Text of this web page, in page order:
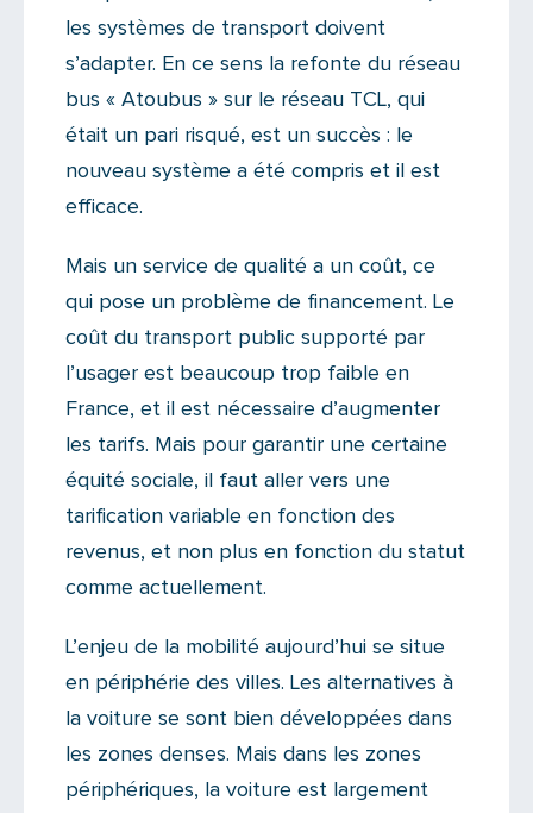
les systèmes de transport doivent
s’adapter. En ce sens la refonte du réseau
bus « Atoubus » sur le réseau TCL, qui
était un pari risqué, est un succès : le
nouveau système a été compris et il est
efficace.
Mais un service de qualité a un coût, ce
qui pose un problème de financement. Le
coût du transport public supporté par
l’usager est beaucoup trop faible en
France, et il est nécessaire d’augmenter
les tarifs. Mais pour garantir une certaine
équité sociale, il faut aller vers une
tarification variable en fonction des
revenus, et non plus en fonction du statut
comme actuellement.
L’enjeu de la mobilité aujourd’hui se situe
en périphérie des villes. Les alternatives à
la voiture se sont bien développées dans
les zones denses. Mais dans les zones
périphériques, la voiture est largement